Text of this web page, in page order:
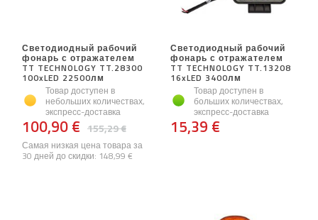
Светодиодный рабочий
фонарь с отражателем
TT TECHNOLOGY TT.28300
100xLED 22500лм
Товар доступен в
небольших количествах,
экспресс-доставка
155,29 €
100,90 €
Самая низкая цена товара за
30 дней до скидки: 148,99 €
Светодиодный рабочий
фонарь с отражателем
TT TECHNOLOGY TT.13208
16xLED 3400лм
Товар доступен в
больших количествах,
экспресс-доставка
15,39 €